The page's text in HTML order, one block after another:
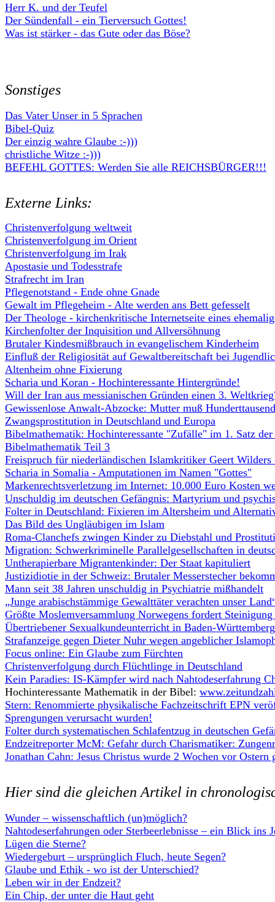
Herr K. und der Teufel
Der Sündenfall - ein Tierversuch Gottes!
Was ist stärker - das Gute oder das Böse?
Sonstiges
Das Vater Unser in 5 Sprachen
Bibel-Quiz
Der einzig wahre Glaube :-)))
christliche Witze :-)))
BEFEHL GOTTES: Werden Sie alle REICHSBÜRGER!!!
Externe Links:
Christenverfolgung weltweit
Christenverfolgung im Orient
Christenverfolgung im Irak
Apostasie und Todesstrafe
Strafrecht im Iran
Pflegenotstand - Ende ohne Gnade
Gewalt im Pflegeheim - Alte werden ans Bett gefesselt
Der Theologe - kirchenkritische Internetseite eines
Kirchenfolter der Inquisition und Allversöhnung
Brutaler Kindesmißbrauch in evangelischem Kinderheim
Einfluß der Religiosität auf Gewaltbereitschaft bei
Altenheim ohne Fixierung
Scharia und Koran - Hochinteressante Hintergründe!
Will der Iran aus messianischen Gründen einen 3.
Gewissenlose Anwalt-Abzocke: Mutter muß
Zwangsprostitution in Deutschland und Europa
Bibelmathematik: Hochinteressante "Zufälle" im 1. Satz
Bibelmathematik Teil 3
Freispruch für niederländischen Islamkritiker Geert
Scharia in Somalia - Amputationen im Namen "Gottes"
Markenrechtsverletzung im Internet: 10.000 Euro Kosten
Unschuldig im deutschen Gefängnis: Martyrium und
Folter in Deutschland: Fixieren im Altersheim und
Das Bild des Ungläubigen im Islam
Roma-Clanchefs zwingen Kinder zu Diebstahl und
Migration: Schwerkriminelle Parallelgesellschaften in
Untherapierbare Migrantenkinder: Der Staat kapituliert
Justizidiotie in der Schweiz: Brutaler Messerstecher
Mann seit 38 Jahren unschuldig in Psychiatrie mißhandelt
„Junge arabischstämmige Gewalttäter verachten unser
Größte Moslemversammlung Norwegens fordert
Übertriebener Sexualkundeunterricht in Baden-Württemberg
Strafanzeige gegen Dieter Nuhr wegen angeblicher
Focus online: Ein Glaube zum Fürchten
Christenverfolgung durch Flüchtlinge in Deutschland
Kein Paradies: IS-Kämpfer wird nach Nahtodeserfahrung
Hochinteressante Mathematik in der Bibel:
Stern: Renommierte physikalische Fachzeitschrift EPN
Sprengungen verursacht wurden!
Folter durch systematischen Schlafentzug in deutschen
Endzeitreporter McM: Gefahr durch Charismatiker:
Jonathan Cahn: Jesus Christus wurde 2 Wochen vor Ostern
Hier sind die gleichen Artikel in
Wunder – wissenschaftlich (un)möglich?
Nahtodeserfahrungen oder Sterbeerlebnisse – ein Blick ins
Lügen die Sterne?
Wiedergeburt – ursprünglich Fluch, heute Segen?
Glaube und Ethik - wo ist der Unterschied?
Leben wir in der Endzeit?
Ein Chip, der unter die Haut geht